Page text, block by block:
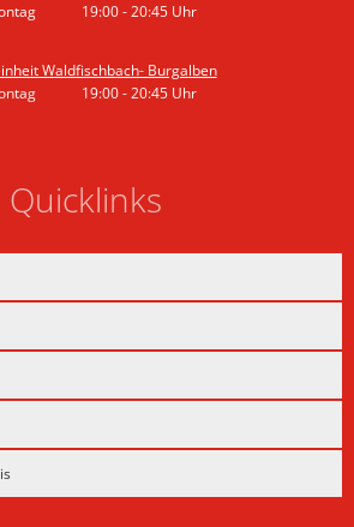
19:00-20:45 Uhr
Waldfischbach- Burgalben
19:00-20:45 Uhr
Quicklinks